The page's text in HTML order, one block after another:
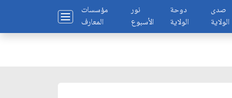
مؤسسات
المعارف
نور
الأسبوع
دوحة
الولاية
صدى
الولاية